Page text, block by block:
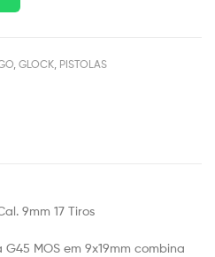
GLOCK PISTOLAS
9mm 17 Tiros
MOS em 9x19mm combina